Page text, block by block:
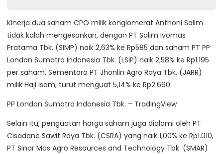
Kinerja dua saham CPO milik konglomerat Anthoni Salim
tidak kalah mengesankan, dengan PT Salim Ivomas
Pratama Tbk. (SIMP) naik 2,63% ke Rp585 dan saham PT PP
London Sumatra Indonesia Tbk. (LSIP) naik 2,58% ke Rp1.195
per saham. Sementara PT Jhonlin Agro Raya Tbk. (JARR)
milik Haji Isam, turut menguat 5,14% ke Rp2.660.
PP London Sumatra Indonesia Tbk. – TradingView
Selain itu, penguatan harga saham juga dialami oleh PT
Cisadane Sawit Raya Tbk. (CSRA) yang naik 1,00% ke Rp1.010,
PT Sinar Mas Agro Resources and Technology Tbk. (SMAR)